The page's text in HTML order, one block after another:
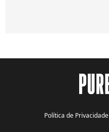
Política de Privacidade